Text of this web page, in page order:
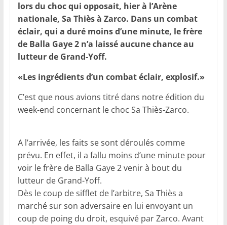
lors du choc qui opposait, hier à l’Arène
nationale, Sa Thiès à Zarco. Dans un combat
éclair, qui a duré moins d’une minute, le frère
de Balla Gaye 2 n’a laissé aucune chance au
lutteur de Grand-Yoff.
«Les ingrédients d’un combat éclair, explosif.»
C’est que nous avions titré dans notre édition du
week-end concernant le choc Sa Thiès-Zarco.
A l’arrivée, les faits se sont déroulés comme
prévu. En effet, il a fallu moins d’une minute pour
voir le frère de Balla Gaye 2 venir à bout du
lutteur de Grand-Yoff.
Dès le coup de sifflet de l’arbitre, Sa Thiès a
marché sur son adversaire en lui envoyant un
coup de poing du droit, esquivé par Zarco. Avant